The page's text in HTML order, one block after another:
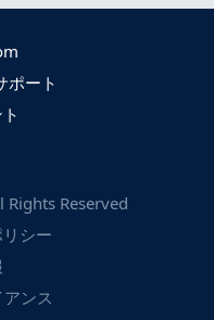
ポート
Reserved
シー
ンス